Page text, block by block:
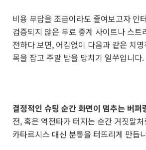
비용 부담을 조금이라도 줄여보고자 인
검증되지 않은 무료 중계 사이트나 스트
전하다 보면, 어김없이 다음과 같은 치
목을 잡고 주말 밤을 망치기 일쑤입니다.
결정적인 슈팅 순간 화면이 멈추는 버퍼
전, 혹은 역전타가 터지는 순간 거짓말
카타르시스 대신 분통을 터뜨리게 만듭